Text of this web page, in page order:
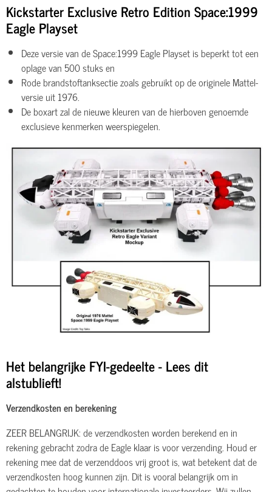
Kickstarter Exclusive Retro Edition Space:1999
Eagle Playset
Deze versie van de Space:1999 Eagle Playset is beperkt tot een
oplage van 500 stuks en
Rode brandstoftanksectie zoals gebruikt op de originele Mattel-
versie uit 1976.
De boxart zal de nieuwe kleuren van de hierboven genoemde
exclusieve kenmerken weerspiegelen.
Het belangrijke FYI-gedeelte - Lees dit
alstublieft!
Verzendkosten en berekening
ZEER BELANGRIJK: de verzendkosten worden berekend en in
rekening gebracht zodra de Eagle klaar is voor verzending. Houd er
rekening mee dat de verzenddoos vrij groot is, wat betekent dat de
verzendkosten hoog kunnen zijn. Dit is vooral belangrijk om in